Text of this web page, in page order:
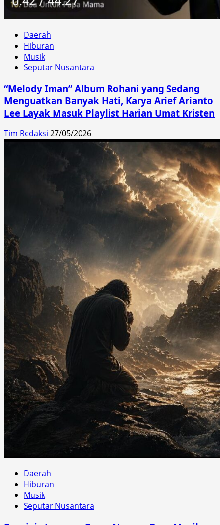
Daerah
Hiburan
Musik
Seputar Nusantara
“Melody Iman” Album Rohani yang Sedang
Menguatkan Banyak Hati, Karya Arief Arianto
Lee Layak Masuk Playlist Harian Umat Kristen
Tim Redaksi 27/05/2026
Daerah
Hiburan
Musik
Seputar Nusantara